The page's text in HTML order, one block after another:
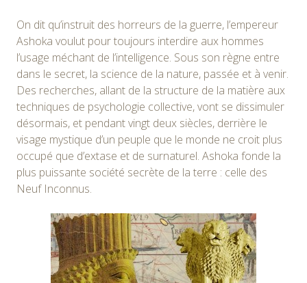
On dit qu’instruit des horreurs de la guerre, l’empereur
Ashoka voulut pour toujours interdire aux hommes
l’usage méchant de l’intelligence. Sous son règne entre
dans le secret, la science de la nature, passée et à venir.
Des recherches, allant de la structure de la matière aux
techniques de psychologie collective, vont se dissimuler
désormais, et pendant vingt deux siècles, derrière le
visage mystique d’un peuple que le monde ne croit plus
occupé que d’extase et de surnaturel. Ashoka fonde la
plus puissante société secrète de la terre : celle des
Neuf Inconnus.